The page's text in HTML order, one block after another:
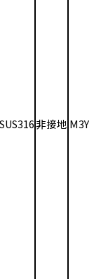
SUS316非接地 M3Y